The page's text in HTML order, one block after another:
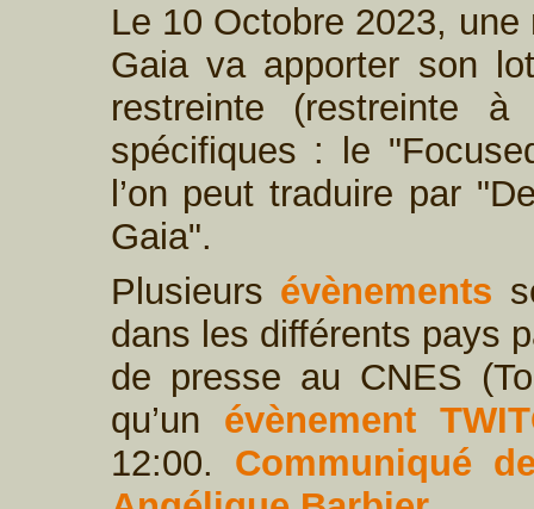
Le 10 Octobre 2023,
Gaia va apporter son
restreinte (restreinte
spécifiques : le
l’on peut traduire par
Gaia".
Plusieurs évènements
dans les différents pays
de presse au CNES
qu’un évènement
12:00. Communiqué